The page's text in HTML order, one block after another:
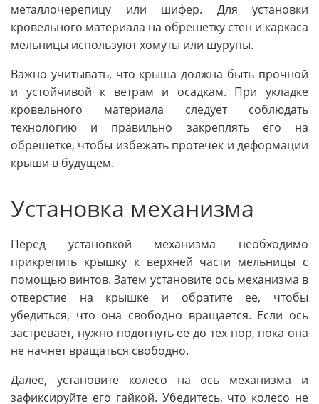
металлочерепицу или шифер. Для установки
кровельного материала на обрешетку стен и каркаса
мельницы используют хомуты или шурупы.
Важно учитывать, что крыша должна быть прочной
и устойчивой к ветрам и осадкам. При укладке
кровельного материала следует соблюдать
технологию и правильно закреплять его на
обрешетке, чтобы избежать протечек и деформации
крыши в будущем.
Установка механизма
Перед установкой механизма необходимо
прикрепить крышку к верхней части мельницы с
помощью винтов. Затем установите ось механизма в
отверстие на крышке и обратите ее, чтобы
убедиться, что она свободно вращается. Если ось
застревает, нужно подогнуть ее до тех пор, пока она
не начнет вращаться свободно.
Далее, установите колесо на ось механизма и
зафиксируйте его гайкой. Убедитесь, что колесо не